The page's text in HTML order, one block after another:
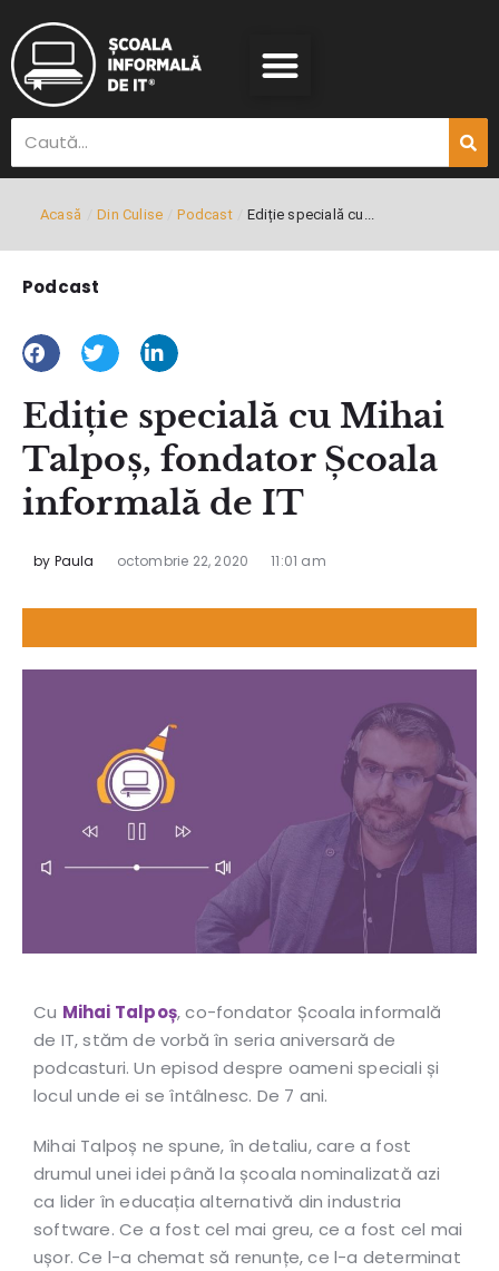
Acasă Din Culise Podcast Ediție specială cu...
Podcast
Ediție specială cu Mihai
Talpoș, fondator Școala
informală de IT
by Paula octombrie 22, 2020 11:01 am
Cu Mihai Talpoș, co-fondator Școala informală
de IT, stăm de vorbă în seria aniversară de
podcasturi. Un episod despre oameni speciali și
locul unde ei se întâlnesc. De 7 ani.
Mihai Talpoș ne spune, în detaliu, care a fost
drumul unei idei până la școala nominalizată azi
ca lider în educația alternativă din industria
software. Ce a fost cel mai greu, ce a fost cel mai
ușor. Ce l-a chemat să renunțe, ce l-a determinat